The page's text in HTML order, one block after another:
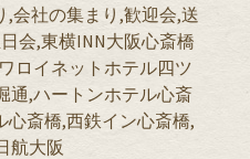
会社の集まり,歓迎会,送
会,東横INN大阪心斎橋
ロイネットホテル四ツ
通,ハートンホテル心斎
心斎橋,西鉄イン心斎橋,
航大阪